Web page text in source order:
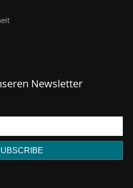
Newsletter